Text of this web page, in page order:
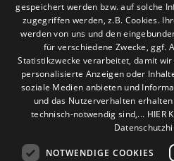
Leistungen
Privatkunden
Gewerbekunden
Karriere
Unternehmen
Standort
gespeichert werden bzw. auf solche
zugegriffen werden, z.B. Cookies.
werden von uns und den
für verschiedene Zwecke, ggf.
Statistikzwecke verarbeitet, damit
personalisierte Anzeigen oder
soziale Medien anbieten und
und das Nutzerverhalten
technisch-notwendig sind,... HIER
NOTWENDIGE COOKIES